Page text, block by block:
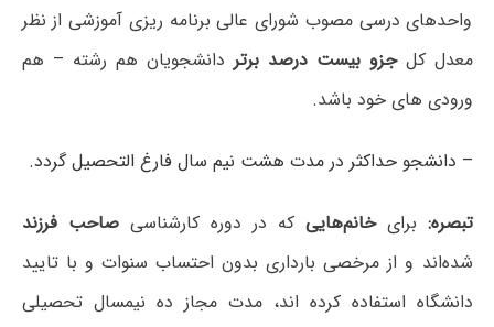
واحدهای درسی مصوب شورای عالی برنامه ریزی آموزشی از نظر
معدل کلجزو بیست درصد برتر دانشجویان هم رشته – هم
ورودی های خود باشد.
– دانشجو حداکثر در مدت هشت نیم سال فارغ التحصیل گردد.
تبصره: برایخانم‌هایی که در دوره کارشناسیصاحب فرزند
شده‌اند و از مرخصی بارداری بدون احتساب سنوات و با تایید
دانشگاه استفاده کرده اند، مدت مجاز ده نیمسال تحصیلی